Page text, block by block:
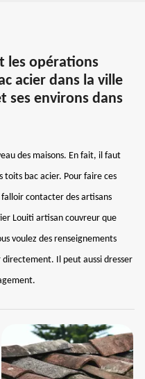
les opérations
acier dans la ville
ses environs dans
des maisons. En fait, il faut
toits bac acier. Pour faire ces
contacter des artisans
Louiti artisan couvreur que
voulez des renseignements
Il peut aussi dresser